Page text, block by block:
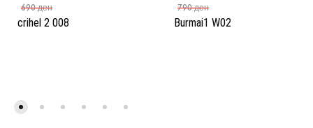
crihel 2 008
690ден
Burmai1 W02
790ден